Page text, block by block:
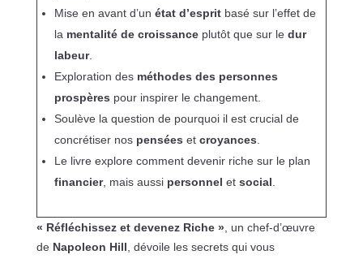
Mise en avant d’un état d’espritbasé sur l’effet de
la mentalité de croissanceplutôt que sur le dur
labeur.
Exploration des méthodes des personnes
prospères pour inspirer le changement.
Soulève la question de pourquoi il est crucial de
concrétiser nos pensées et croyances
Le livre explore comment devenir riche sur le plan
financier, mais aussi personnel et social
« Réfléchissez et devenez Riche », un chef-d’œuvre
de Napoleon Hill , dévoile les secrets qui vous